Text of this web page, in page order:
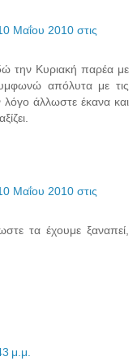
Μαΐου 2010 στις
την Κυριακή παρέα με
απόλυτα με τις
άλλωστε έκανα και
Μαΐου 2010 στις
τα έχουμε ξαναπεί,
μ.μ.